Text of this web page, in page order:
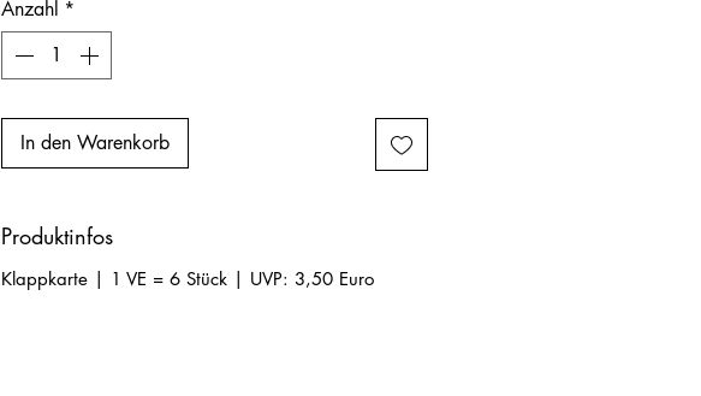
Anzahl *
In den Warenkorb
Produktinfos
Klappkarte | 1 VE = 6 Stück | UVP: 3,50 Euro